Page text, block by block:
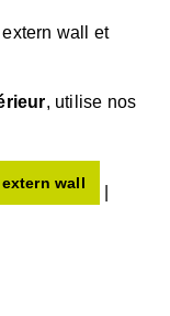
wall et
, utilise nos
wall